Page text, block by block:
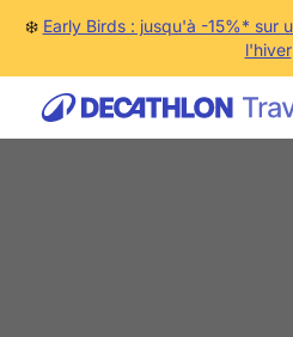
❄️ Early Birds : jusqu'à -15%* sur
l'hiver